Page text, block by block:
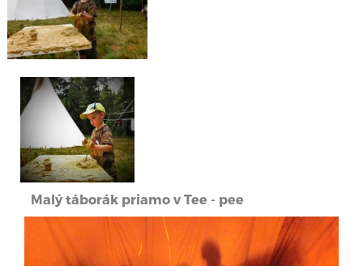
Malý táborák priamo v Tee - pee